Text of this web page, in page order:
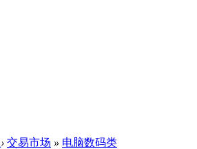
› 交易市场 » 电脑数码类